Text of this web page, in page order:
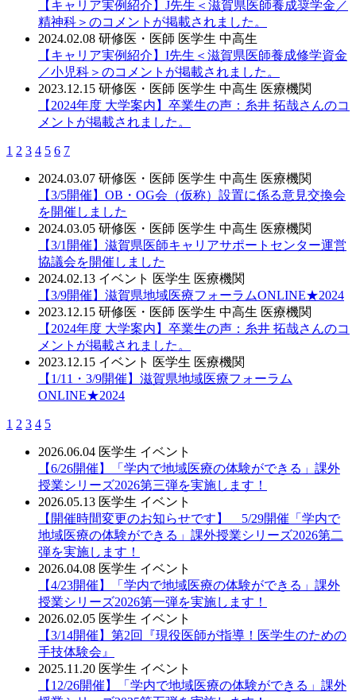
【キャリア実例紹介】J先生＜滋賀県医師養成奨学金／
精神科＞のコメントが掲載されました。
2024.02.08 研修医・医師 医学生 中高生
【キャリア実例紹介】I先生＜滋賀県医師養成修学資金
／小児科＞のコメントが掲載されました。
2023.12.15 研修医・医師 医学生 中高生 医療機関
【2024年度 大学案内】卒業生の声：糸井 拓哉さんのコ
メントが掲載されました。
1 2 3 4 5 6 7
2024.03.07 研修医・医師 医学生 中高生 医療機関
【3/5開催】OB・OG会（仮称）設置に係る意見交換会
を開催しました
2024.03.05 研修医・医師 医学生 中高生 医療機関
【3/1開催】滋賀県医師キャリアサポートセンター運営
協議会を開催しました
2024.02.13 イベント 医学生 医療機関
【3/9開催】滋賀県地域医療フォーラムONLINE★2024
2023.12.15 研修医・医師 医学生 中高生 医療機関
【2024年度 大学案内】卒業生の声：糸井 拓哉さんのコ
メントが掲載されました。
2023.12.15 イベント 医学生 医療機関
【1/11・3/9開催】滋賀県地域医療フォーラム
ONLINE★2024
1 2 3 4 5
2026.06.04 医学生 イベント
【6/26開催】「学内で地域医療の体験ができる」課外
授業シリーズ2026第三弾を実施します！
2026.05.13 医学生 イベント
【開催時間変更のお知らせです】 5/29開催「学内で
地域医療の体験ができる」課外授業シリーズ2026第二
弾を実施します！
2026.04.08 医学生 イベント
【4/23開催】「学内で地域医療の体験ができる」課外
授業シリーズ2026第一弾を実施します！
2026.02.05 医学生 イベント
【3/14開催】第2回『現役医師が指導！医学生のための
手技体験会』
2025.11.20 医学生 イベント
【12/26開催】「学内で地域医療の体験ができる」課外